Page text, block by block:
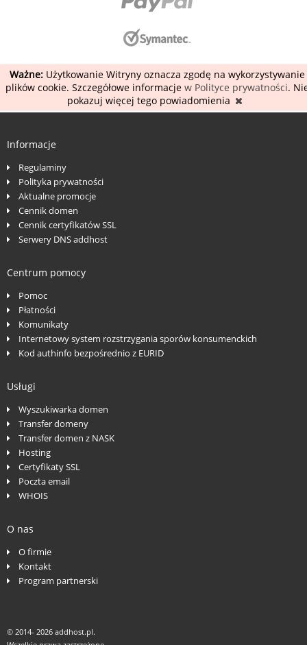
Ważne:Użytkowanie Witryny oznacza zgodę na wykorzystywanie
plików cookie. Szczegółowe informacje w Polityce prywatności.
pokazuj więcej tego powiadomienia
Informacje
Regulaminy
Polityka prywatności
Aktualne promocje
Cennik domen
Cennik certyfikatów SSL
Serwery DNS addhost
Centrum pomocy
Pomoc
Płatności
Komunikaty
Internetowy system rozstrzygania sporów konsumenckich
Kod authinfo bezpośrednio z EURID
Usługi
Wyszukiwarka domen
Transfer domeny
Transfer domen z NASK
Hosting
Certyfikaty SSL
Poczta email
WHOIS
O nas
O firmie
Kontakt
Program partnerski
© 2014- 2026 addhost.pl.